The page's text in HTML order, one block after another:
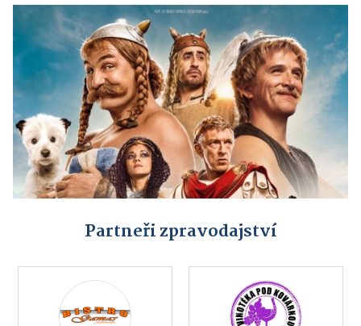
Partneři zpravodajství